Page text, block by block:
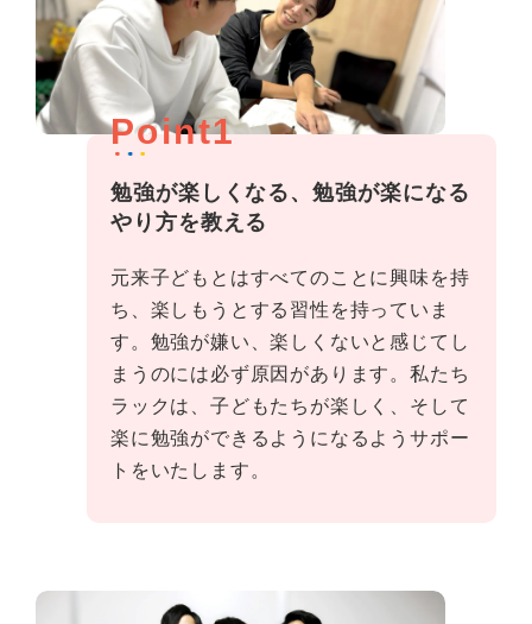
Point1
勉強が楽しくなる、勉強が楽になる
やり方を教える
元来子どもとはすべてのことに興味を持
ち、楽しもうとする習性を持っていま
す。勉強が嫌い、楽しくないと感じてし
まうのには必ず原因があります。私たち
ラックは、子どもたちが楽しく、そして
楽に勉強ができるようになるようサポー
トをいたします。